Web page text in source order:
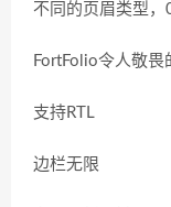
不同的页眉类型，
FortFolio令人敬畏
支持RTL
边栏无限